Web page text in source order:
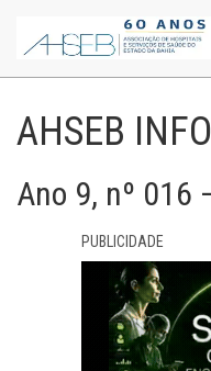
AHSEB
Ano 9, nº 016
PUBLICIDADE